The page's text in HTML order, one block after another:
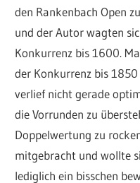
den Rankenbach Open
und der Autor wagten
Konkurrenz bis 1600.
der Konkurrenz bis
verlief nicht gerade
die Vorrunden zu
Doppelwertung zu
mitgebracht und wollte
lediglich ein bisschen